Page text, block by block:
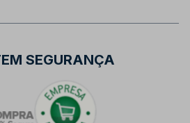
SEGURANÇA